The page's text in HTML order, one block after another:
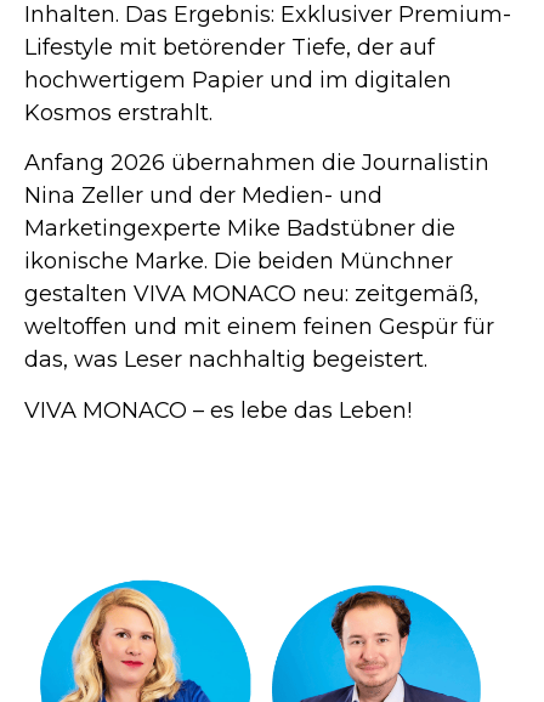
Inhalten. Das Ergebnis: Exklusiver Premium-
Lifestyle mit betörender Tiefe, der auf
hochwertigem Papier und im digitalen
Kosmos erstrahlt.
Anfang 2026 übernahmen die Journalistin
Nina Zeller und der Medien- und
Marketingexperte Mike Badstübner die
ikonische Marke. Die beiden Münchner
gestalten VIVA MONACO neu: zeitgemäß,
weltoffen und mit einem feinen Gespür für
das, was Leser nachhaltig begeistert.
VIVA MONACO – es lebe das Leben!